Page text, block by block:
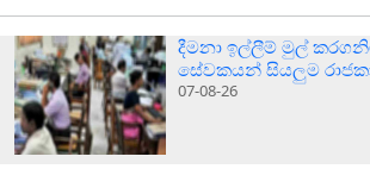
දීමනා ඉල්ලීම් මුල්
සේවකයන් සියලුම
07-08-26